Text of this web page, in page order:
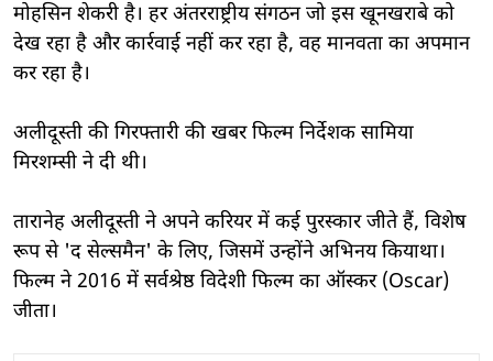
मोहसिन शेकरी है। हर अंतरराष्ट्रीय संगठन जो इस खूनखराबे को
देख रहा है और कार्रवाई नहीं कर रहा है, वह मानवता का अपमान
कर रहा है।
अलीदूस्ती की गिरफ्तारी की खबर फिल्म निर्देशक सामिया
मिरशम्सी ने दी थी।
तारानेह अलीदूस्ती ने अपने करियर में कई पुरस्कार जीते हैं, विशेष
रूप से 'द सेल्समैन' के लिए, जिसमें उन्होंने अभिनय कियाथा।
फिल्म ने 2016 में सर्वश्रेष्ठ विदेशी फिल्म का ऑस्कर (Oscar)
जीता।